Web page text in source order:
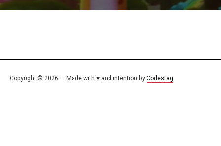
Copyright © 2026 — Made with ♥ and intention by Codestag